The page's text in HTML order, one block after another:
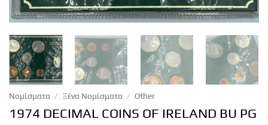
Νομίσματα / Ξένα Νομίσματα / Other
1974 DECIMAL COINS OF IRELAND BU PG